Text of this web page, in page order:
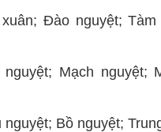
Đào nguyệt;
Mạch nguyệt;
Bồ nguyệt;